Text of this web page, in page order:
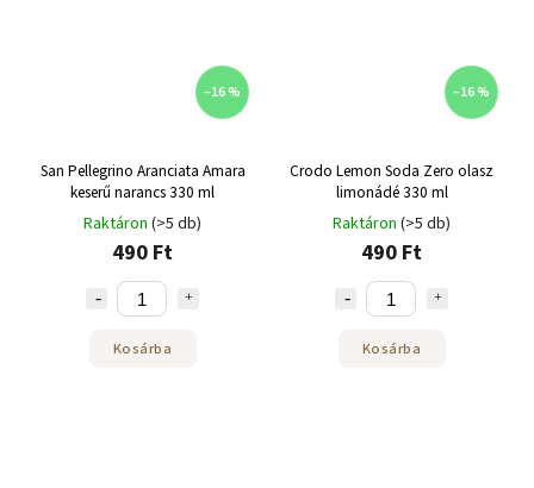
–16 %
San Pellegrino Aranciata Amara
keserű narancs 330 ml
Raktáron (>5 db)
490 Ft
Kosárba
–16 %
Crodo Lemon Soda Zero olasz
limonádé 330 ml
Raktáron (>5 db)
490 Ft
Kosárba